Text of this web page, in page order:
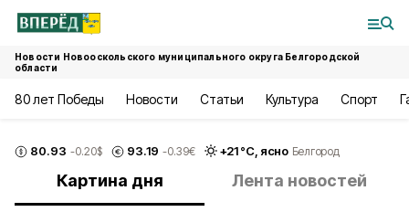
Новости Новооскольского муниципального округа Белгородской
области
80 лет Победы Новости Статьи Культура Спорт
80.93 -0.20$ 93.19 -0.39€ +21°С, ясно Белгород
Картина дня Лента новостей